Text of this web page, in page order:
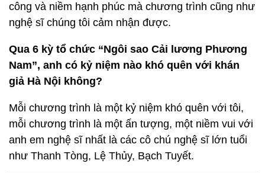
công và niềm hạnh phúc mà chương trình cũng như
nghệ sĩ chúng tôi cảm nhận được.
Qua 6 kỳ tổ chức “Ngôi sao Cải lương Phương
Nam”, anh có kỷ niệm nào khó quên với khán
giả Hà Nội không?
Mỗi chương trình là một kỷ niệm khó quên với tôi,
mỗi chương trình là một ấn tượng, một niềm vui với
anh em nghệ sĩ nhất là các cô chú nghệ sĩ lớn tuổi
như Thanh Tòng, Lệ Thủy, Bạch Tuyết.